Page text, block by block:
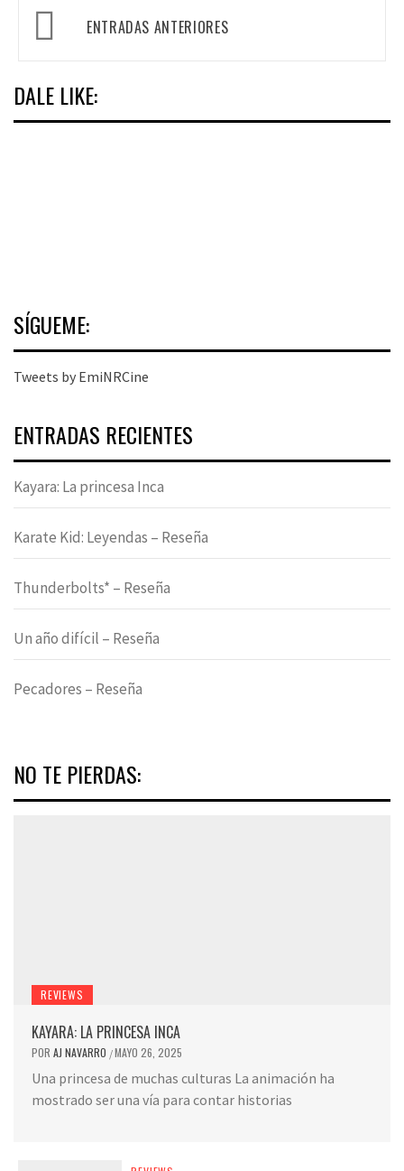
Navegación
de
entradas
ENTRADAS ANTERIORES
DALE LIKE:
SÍGUEME:
Tweets by EmiNRCine
ENTRADAS RECIENTES
Kayara: La princesa Inca
Karate Kid: Leyendas – Reseña
Thunderbolts* – Reseña
Un año difícil – Reseña
Pecadores – Reseña
NO TE PIERDAS:
REVIEWS
KAYARA: LA PRINCESA INCA
POR AJ NAVARRO /MAYO 26, 2025
Una princesa de muchas culturas La animación ha
mostrado ser una vía para contar historias